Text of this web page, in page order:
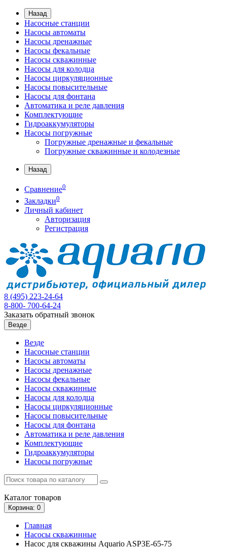
Назад
Насосные станции
Насосы автоматы
Насосы дренажные
Насосы фекальные
Насосы скважинные
Насосы для колодца
Насосы циркуляционные
Насосы повысительные
Насосы для фонтана
Автоматика и реле давления
Комплектующие
Гидроаккумуляторы
Насосы погружные
Погружные дренажные и фекальные
Погружные скважинные и колодезные
Назад
Сравнение0
Закладки0
Личный кабинет
Авторизация
Регистрация
8 (495) 223-24-64
8-800- 700-64-24
Заказать обратный звонок
Везде
Везде
Насосные станции
Насосы автоматы
Насосы дренажные
Насосы фекальные
Насосы скважинные
Насосы для колодца
Насосы циркуляционные
Насосы повысительные
Насосы для фонтана
Автоматика и реле давления
Комплектующие
Гидроаккумуляторы
Насосы погружные
Каталог товаров
Корзина: 0
Главная
Насосы скважинные
Насос для скважины Aquario ASP3E-65-75